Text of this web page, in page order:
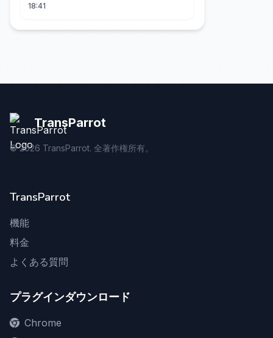
18:41
TransParrot
©2026 TransParrot. 全著作権所有。
TransParrot
機能
料金
よくある質問
プラグインダウンロード
Chrome